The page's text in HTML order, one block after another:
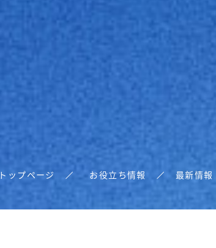
トップページ お役立ち情報 最新情報